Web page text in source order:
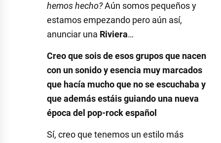
hemos hecho?Aún somos pequeños y
estamos empezando pero aún así,
anunciar una Riviera…
Creo que sois de esos grupos que nacen
con un sonido y esencia muy marcados
que hacía mucho que no se escuchaba y
que además estáis guiando una nueva
época del pop-rock español
Sí, creo que tenemos un estilo más